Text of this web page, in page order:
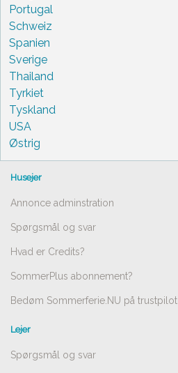
Portugal
Schweiz
Spanien
Sverige
Thailand
Tyrkiet
Tyskland
USA
Østrig
Husejer
Annonce adminstration
Spørgsmål og svar
Hvad er Credits?
SommerPlus abonnement?
Bedøm Sommerferie.NU på trustpilot
Lejer
Spørgsmål og svar